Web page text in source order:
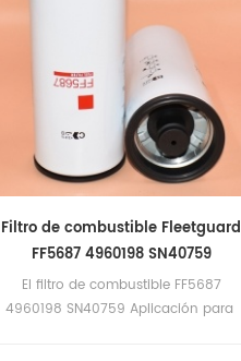
Filtro de combustible Fleetguard
FF5687 4960198 SN40759
El filtro de combustible FF5687
4960198 SN40759 Aplicación para